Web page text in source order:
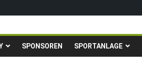
SPONSOREN SPORTANLAGE